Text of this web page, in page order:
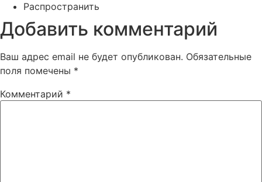
Распространить
Добавить комментарий
Ваш адрес email не будет опубликован. Обязательные
поля помечены *
Комментарий *